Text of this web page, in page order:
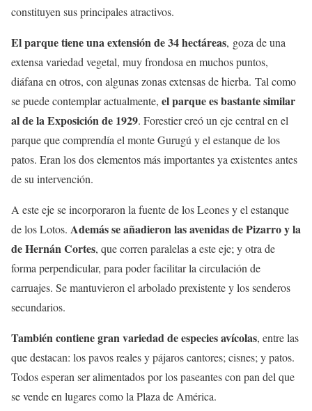
constituyen sus principales atractivos.
El parque tiene una extensión de 34 hectáreas, goza de una
extensa variedad vegetal, muy frondosa en muchos puntos,
diáfana en otros, con algunas zonas extensas de hierba. Tal como
se puede contemplar actualmente, el parque es bastante similar
al de la Exposición de 1929. Forestier creó un eje central en el
parque que comprendía el monte Gurugú y el estanque de los
patos. Eran los dos elementos más importantes ya existentes antes
de su intervención.
A este eje se incorporaron la fuente de los Leones y el estanque
de los Lotos. Además se añadieron las avenidas de Pizarro y la
de Hernán Cortes, que corren paralelas a este eje; y otra de
forma perpendicular, para poder facilitar la circulación de
carruajes. Se mantuvieron el arbolado prexistente y los senderos
secundarios.
También contiene gran variedad de especies avícolas, entre las
que destacan: los pavos reales y pájaros cantores; cisnes; y patos.
Todos esperan ser alimentados por los paseantes con pan del que
se vende en lugares como la Plaza de América.